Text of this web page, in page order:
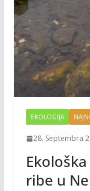
EKOLOGIJA
28. Septembra
ribe u